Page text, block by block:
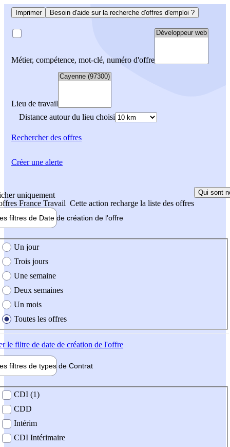
Imprimer Besoin d'aide sur la recherche d'offres d'emploi ?
Métier, compétence, mot-clé, numéro d'offre
Lieu de travail
Distance autour du lieu choisi
Rechercherdes offres
uniquement
France Travail Cette action recharge la liste des offres
Qui sont
filtres de Date de création de l'offre
création de l'offre
Un jour
Trois jours
Une semaine
Deux semaines
Un mois
Toutes les offres
le filtre de date de création de l'offre
filtres de types de Contrat
contrat
CDI (1)
CDD
Intérim
CDI Intérimaire
Créer une alerte